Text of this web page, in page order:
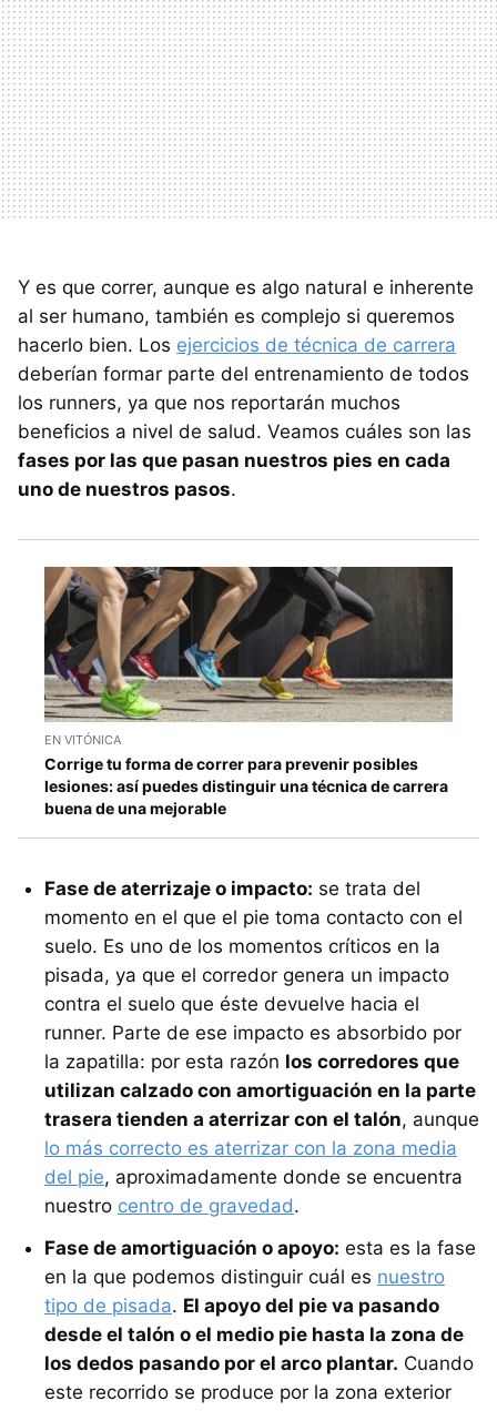
Y es que correr, aunque es algo natural e inherente
al ser humano, también es complejo si queremos
hacerlo bien. Los ejercicios de técnica de carrera
deberían formar parte del entrenamiento de todos
los runners, ya que nos reportarán muchos
beneficios a nivel de salud. Veamos cuáles son las
fases por las que pasan nuestros pies en cada
uno de nuestros pasos.
EN VITÓNICA
Corrige tu forma de correr para prevenir posibles
lesiones: así puedes distinguir una técnica de carrera
buena de una mejorable
Fase de aterrizaje o impacto: se trata del
momento en el que el pie toma contacto con el
suelo. Es uno de los momentos críticos en la
pisada, ya que el corredor genera un impacto
contra el suelo que éste devuelve hacia el
runner. Parte de ese impacto es absorbido por
la zapatilla: por esta razón los corredores que
utilizan calzado con amortiguación en la parte
trasera tienden a aterrizar con el talón, aunque
lo más correcto es aterrizar con la zona media
del pie, aproximadamente donde se encuentra
nuestro centro de gravedad.
Fase de amortiguación o apoyo: esta es la fase
en la que podemos distinguir cuál es nuestro
tipo de pisada. El apoyo del pie va pasando
desde el talón o el medio pie hasta la zona de
los dedos pasando por el arco plantar. Cuando
este recorrido se produce por la zona exterior